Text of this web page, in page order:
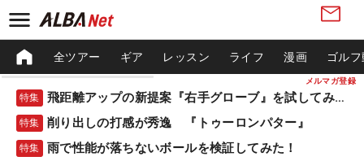
メルマガ登録
全ツアー ギア レッスン ライフ 漫画 ゴル
特集 飛距離アップの新提案『右手グローブ』を試してみた！
特集 削り出しの打感が秀逸 『トゥーロンパター』
特集 雨で性能が落ちないボールを検証してみた！